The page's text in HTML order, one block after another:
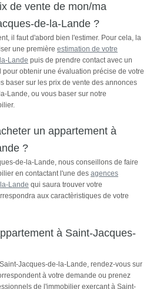
de vente de mon/ma
de-la-Lande ?
il faut d'abord bien l'estimer. Pour cela, la
une première estimation de votre
Lande puis de prendre contact avec un
obtenir une évaluation précise de votre
baser sur les prix de vente des annonces
Lande, ou vous baser sur notre
un appartement à
?
de-la-Lande, nous conseillons de faire
en contactant l'une des agences
Lande qui saura trouver votre
aux caractèristiques de votre
à Saint-Jacques-
Jacques-de-la-Lande, rendez-vous sur
à votre demande ou prenez
de l'immobilier exerçant à Saint-